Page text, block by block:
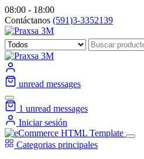
08:00 - 18:00
Contáctanos (591)3-3352139
unread messages
1 unread messages
Iniciar sesión
Categorias principales